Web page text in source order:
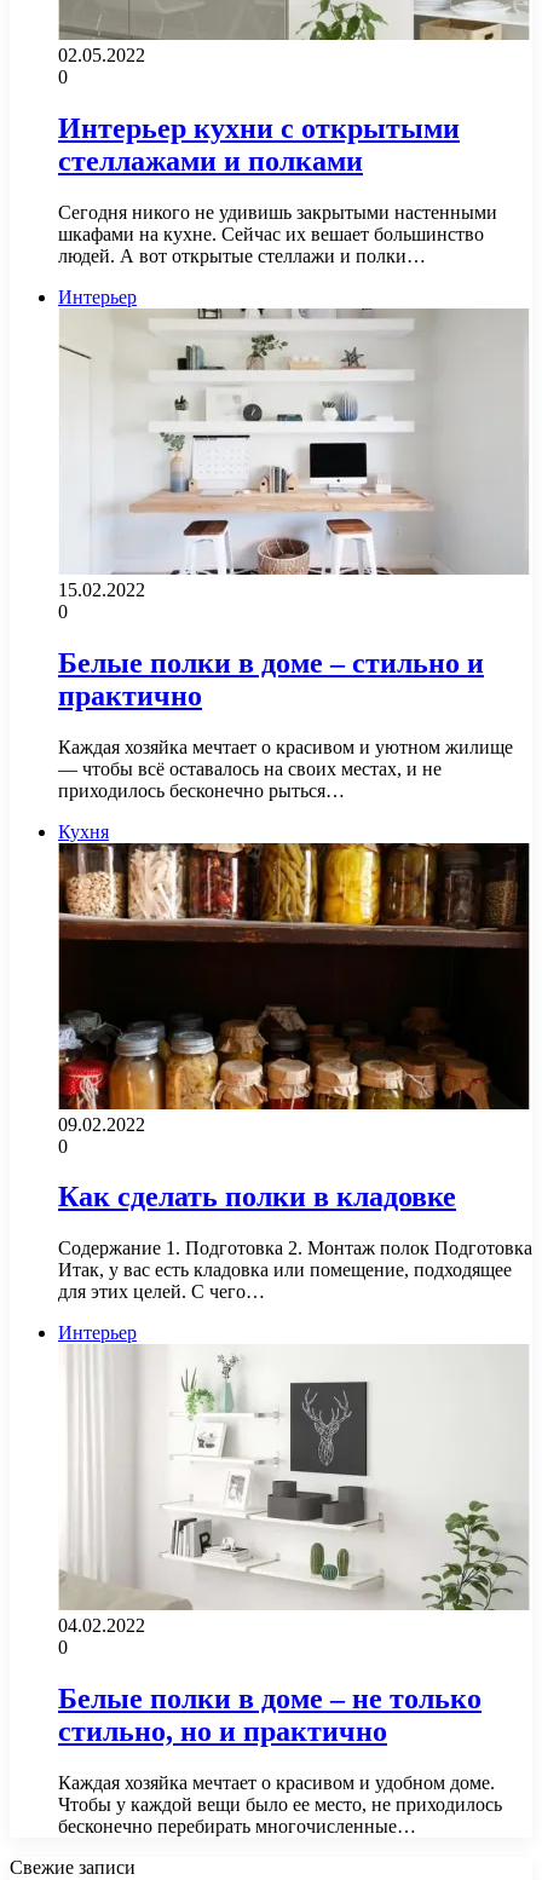
02.05.2022
0
Интерьер кухни с открытыми
стеллажами и полками
Сегодня никого не удивишь закрытыми настенными
шкафами на кухне. Сейчас их вешает большинство
людей. А вот открытые стеллажи и полки…
Интерьер
15.02.2022
0
Белые полки в доме – стильно и
практично
Каждая хозяйка мечтает о красивом и уютном жилище
— чтобы всё оставалось на своих местах, и не
приходилось бесконечно рыться…
Кухня
09.02.2022
0
Как сделать полки в кладовке
Содержание 1. Подготовка 2. Монтаж полок Подготовка
Итак, у вас есть кладовка или помещение, подходящее
для этих целей. С чего…
Интерьер
04.02.2022
0
Белые полки в доме – не только
стильно, но и практично
Каждая хозяйка мечтает о красивом и удобном доме.
Чтобы у каждой вещи было ее место, не приходилось
бесконечно перебирать многочисленные…
Свежие записи